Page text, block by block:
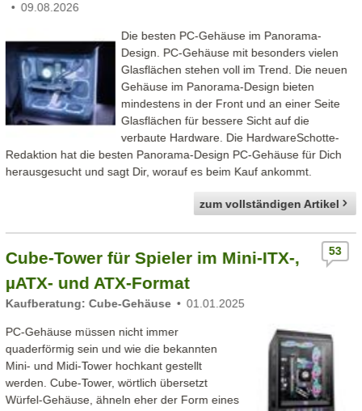
09.08.2026
Die besten PC-Gehäuse im Panorama-
Design. PC-Gehäuse mit besonders vielen
Glasflächen stehen voll im Trend. Die neuen
Gehäuse im Panorama-Design bieten
mindestens in der Front und an einer Seite
Glasflächen für bessere Sicht auf die
verbaute Hardware. Die HardwareSchotte-
Redaktion hat die besten Panorama-Design PC-Gehäuse für Dich
herausgesucht und sagt Dir, worauf es beim Kauf ankommt.
zum vollständigen Artikel
Cube-Tower für Spieler im Mini-ITX-,
µATX- und ATX-Format
Kaufberatung: Cube-Gehäuse 01.01.2025
53
PC-Gehäuse müssen nicht immer
quaderförmig sein und wie die bekannten
Mini- und Midi-Tower hochkant gestellt
werden. Cube-Tower, wörtlich übersetzt
Würfel-Gehäuse, ähneln eher der Form eines